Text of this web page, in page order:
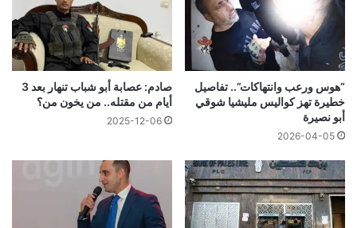
“هوس ورعب وانتهاكات”.. تفاصيل
خطيرة تهز كواليس مليشيا شوقي
أبو نصيرة
2026-04-05
صادم: عصابة أبو شباب تنهار بعد 3
أيام من مقتله.. من يخون من؟
2025-12-06